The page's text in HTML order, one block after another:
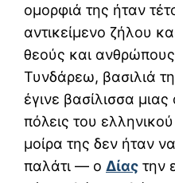
ομορφιά της ήταν
αντικείμενο ζήλου
θεούς και
Τυνδάρεω, βασιλιά
έγινε βασίλισσα
πόλεις του
μοίρα της δεν ήταν
παλάτι — ο Δίας την